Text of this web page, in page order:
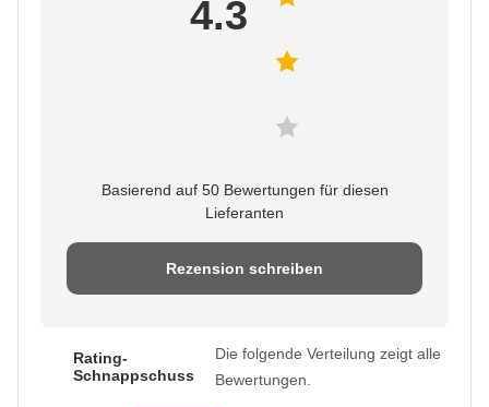
4.3
Basierend auf 50 Bewertungen für diesen
Lieferanten
Rezension schreiben
Rating-
Schnappschuss
Die folgende Verteilung zeigt alle
Bewertungen.